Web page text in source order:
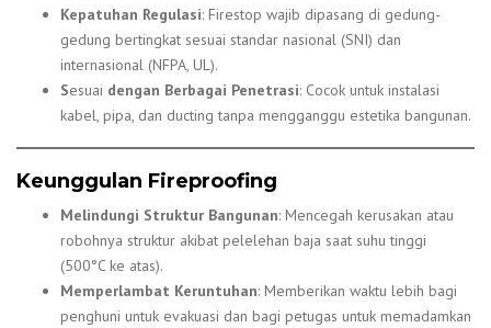
Kepatuhan Regulasi: Firestop wajib dipasang di gedung-
gedung bertingkat sesuai standar nasional (SNI) dan
internasional (NFPA, UL).
Sesuai dengan Berbagai Penetrasi: Cocok untuk instalasi
kabel, pipa, dan ducting tanpa mengganggu estetika bangunan.
Keunggulan Fireproofing
Melindungi Struktur Bangunan: Mencegah kerusakan atau
robohnya struktur akibat pelelehan baja saat suhu tinggi
(500°C ke atas).
Memperlambat Keruntuhan: Memberikan waktu lebih bagi
penghuni untuk evakuasi dan bagi petugas untuk memadamkan